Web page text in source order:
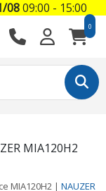
0
MIA120H2
MIA120H2 | NAUZER
0809:00 - 15:00